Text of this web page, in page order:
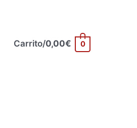
Carrito/0,00€ 0